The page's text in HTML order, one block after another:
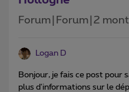
Forum|Forum|2
Logan D
Bonjour, je fais ce post pour
plus d'informations sur le